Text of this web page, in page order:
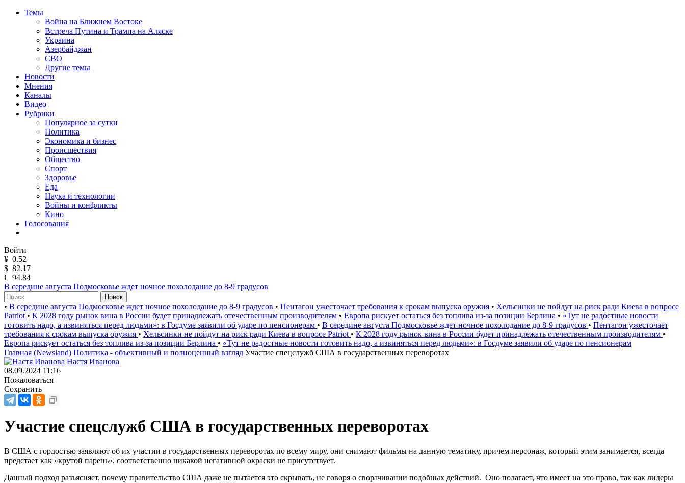
Темы
Война на Ближнем Востоке
Встреча Путина и Трампа на Аляске
Украина
Азербайджан
СВО
Другие темы
Новости
Мнения
Каналы
Видео
Рубрики
Популярное за сутки
Политика
Экономика и бизнес
Происшествия
Общество
Спорт
Здоровье
Еда
Наука и технологии
Войны и конфликты
Кино
Голосования
Войти
¥ 0.52
$ 82.17
€ 94.84
В середине августа Подмосковье ждет ночное похолодание до 8-9 градусов
Поиск
• В середине августа Подмосковье ждет ночное похолодание до 8-9 градусов • Пентагон ужесточает требования к срокам выпуска оружия • Хельсинки не пойдут на риск ради Киева в вопросе
Patriot • К 2028 году рынок вина в России будет принадлежать отечественным производителям • Европа рискует остаться без топлива из-за позиции Берлина • «Тут не радостные новости
готовить надо, а извиняться перед людьми»: в Госдуме заявили об ударе по пенсионерам • В середине августа Подмосковье ждет ночное похолодание до 8-9 градусов • Пентагон ужесточает
требования к срокам выпуска оружия • Хельсинки не пойдут на риск ради Киева в вопросе Patriot • К 2028 году рынок вина в России будет принадлежать отечественным производителям •
Европа рискует остаться без топлива из-за позиции Берлина • «Тут не радостные новости готовить надо, а извиняться перед людьми»: в Госдуме заявили об ударе по пенсионерам
Главная (Newsland) Политика - объективный и полноценный взгляд Участие спецслужб США в государственных переворотах
Настя Иванова
08.09.2024 11:16
Пожаловаться
Сохранить
Участие спецслужб США в государственных переворотах
В США с гордостью заявляют об их участии в государственных переворотах по всему миру, они снимают фильмы на данную тематику, причем персонаж, который этим занимается, всегда
предстает как «крутой парень», соответственно никакой негативной окраски не присутствует.
Данный подход разъясняет, почему правительство США даже не пытается это скрывать, не говоря о сворачивании подобных действий. Оно полагает, что имеет на это право, так как лидеры